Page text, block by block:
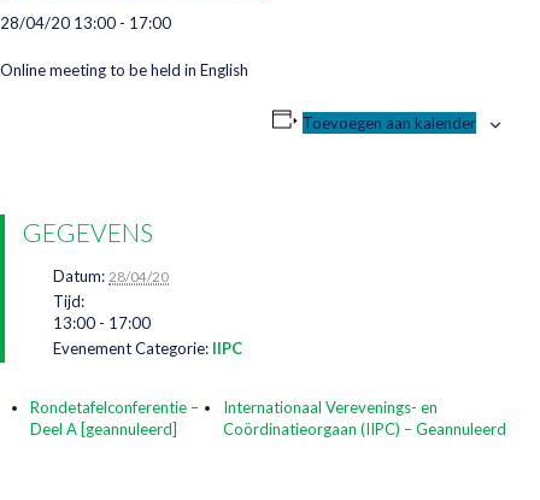
28/04/20 13:00 - 17:00
Online meeting to be held in English
Toevoegen aan kalender
GEGEVENS
Datum: 28/04/20
Tijd:
13:00 - 17:00
Evenement Categorie: IIPC
Rondetafelconferentie –
Deel A [geannuleerd]
Internationaal Verevenings- en
Coördinatieorgaan (IIPC) – Geannuleerd